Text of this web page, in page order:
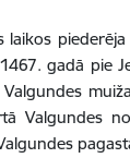
gadā pie
Valgundes